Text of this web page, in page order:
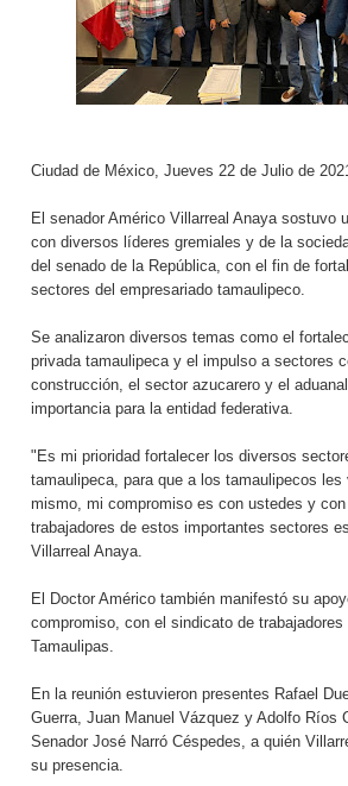
Ciudad de México, Jueves 22 de Julio de
El senador Américo Villarreal Anaya sostuvo
con diversos líderes gremiales y de la
del senado de la República, con el fin de
sectores del empresariado tamaulipeco.
Se analizaron diversos temas como el
privada tamaulipeca y el impulso a sectores
construcción, el sector azucarero y el
importancia para la entidad federativa.
"Es mi prioridad fortalecer los diversos
tamaulipeca, para que a los tamaulipecos les
mismo, mi compromiso es con ustedes y
trabajadores de estos importantes sectores
Villarreal Anaya.
El Doctor Américo también manifestó su
compromiso, con el sindicato de trabajadores
Tamaulipas.
En la reunión estuvieron presentes Rafael
Guerra, Juan Manuel Vázquez y Adolfo Ríos
Senador José Narró Céspedes, a quién
su presencia.